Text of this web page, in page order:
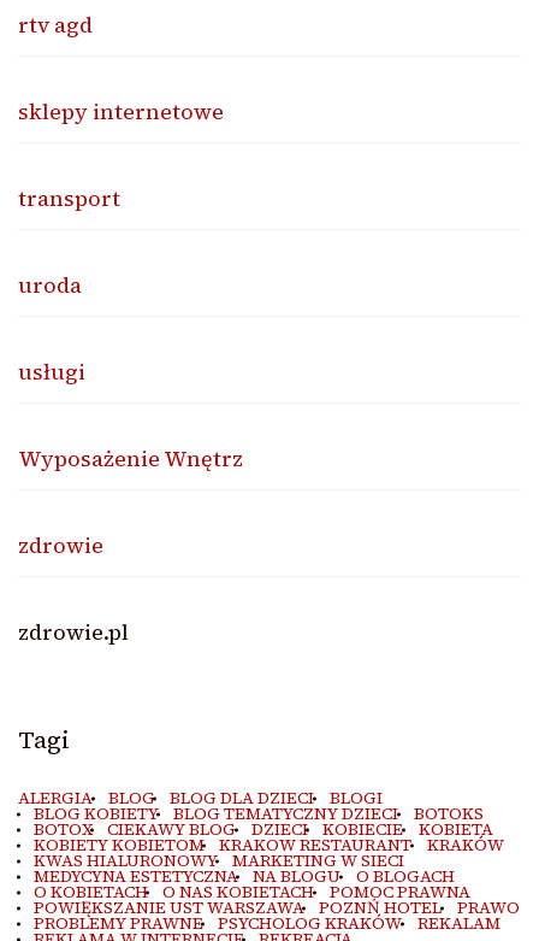
rtv agd
sklepy internetowe
transport
uroda
usługi
Wyposażenie Wnętrz
zdrowie
zdrowie.pl
Tagi
ALERGIA BLOG BLOG DLA DZIECI BLOGI
BLOG KOBIETY BLOG TEMATYCZNY DZIECI BOTOKS
BOTOX CIEKAWY BLOG DZIECI KOBIECIE KOBIETA
KOBIETY KOBIETOM KRAKOW RESTAURANT KRAKÓW
KWAS HIALURONOWY MARKETING W SIECI
MEDYCYNA ESTETYCZNA NA BLOGU O BLOGACH
O KOBIETACH O NAS KOBIETACH POMOC PRAWNA
POWIĘKSZANIE UST WARSZAWA POZNŃ HOTEL PRAWO
PROBLEMY PRAWNE PSYCHOLOG KRAKÓW REKALAM